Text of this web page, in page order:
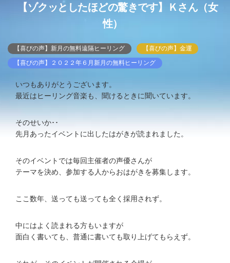
i
【ゾクッとしたほどの驚きです】Ｋさん（女
性）
【喜びの声】新月の無料遠隔ヒーリング 【喜びの声】金運
【喜びの声】２０２２年６月新月の無料ヒーリング
いつもありがとうございます。
最近はヒーリング音楽も、聞けるときに聞いています。
そのせいか･･
先月あったイベントに出したはがきが読まれました。
そのイベントでは毎回主催者の声優さんが
テーマを決め、参加する人からおはがきを募集します。
ここ数年、送っても送っても全く採用されず。
中にはよく読まれる方もいますが
面白く書いても、普通に書いても取り上げてもらえず。